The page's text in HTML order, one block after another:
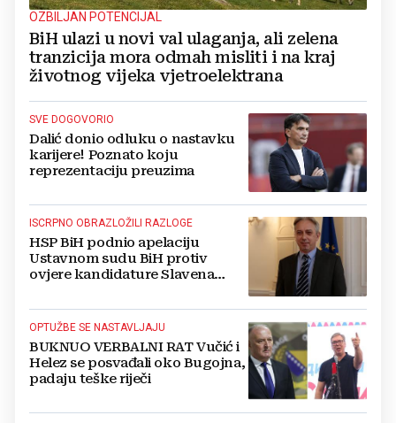
OZBILJAN POTENCIJAL
BiH ulazi u novi val ulaganja, ali zelena
tranzicija mora odmah misliti i na kraj
životnog vijeka vjetroelektrana
SVE DOGOVORIO
Dalić donio odluku o nastavku
karijere! Poznato koju
reprezentaciju preuzima
ISCRPNO OBRAZLOŽILI RAZLOGE
HSP BiH podnio apelaciju
Ustavnom sudu BiH protiv
ovjere kandidature Slavena
OPTUŽBE SE NASTAVLJAJU
BUKNUO VERBALNI RAT Vučić i
Helez se posvađali oko Bugojna,
padaju teške riječi